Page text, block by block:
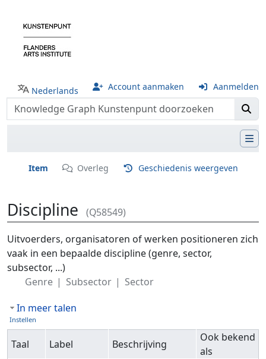
Nederlands Account aanmaken Aanmelden
Item Overleg Geschiedenis weergeven
Discipline (Q58549)
Ga naar:navigatie,zoeken
Uitvoerders, organisatoren of werken positioneren zich
vaak in een bepaalde discipline (genre, sector,
subsector, ...)
Genre
Subsector
Sector
In meer talen
Instellen
Taal Label Beschrijving
Ook bekend
als